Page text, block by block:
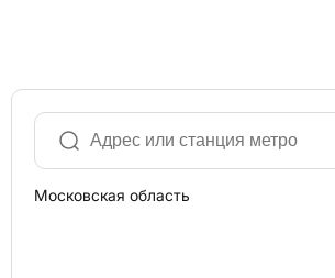
Московская область